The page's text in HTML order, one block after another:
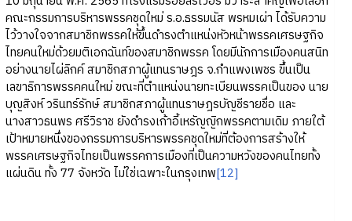
คณะกรรมการบริหารพรรคชุดใหม่ ร.อ.ธรรมนัส พรหมเผ่า ได้รับความ
ไว้วางใจจากสมาชิกพรรคให้ขึ้นดำรงตำแหน่งหัวหน้าพรรคเศรษฐกิจ
ไทยคนใหม่ด้วยมติเอกฉันท์ของสมาชิกพรรค โดยมีนักการเมืองคนสนิท
อย่างนายไผ่ลิกค์ สมาชิกสภาผู้แทนราษฎร จ.กำแพงเพชร ขึ้นเป็น
เลขาธิการพรรคคนใหม่ ขณะที่ตำแหน่งนายทะเบียนพรรคเป็นของ นาย
บุญสิงห์ วรินทร์รักษ์ สมาชิกสภาผู้แทนราษฎรบัญชีรายชื่อ และ
นางสาวธนพร ศรีวิราช ยังดำรงเก้าอี้เหรัญญิกพรรคตามเดิม ภายใต้
เป้าหมายหนึ่งของกรรมการบริหารพรรคชุดใหม่ที่ต้องการสร้างให้
พรรคเศรษฐกิจไทยเป็นพรรคการเมืองที่เป็นความหวังของคนไทยทั้ง
แผ่นดิน ทั้ง 77 จังหวัด ไม่ใช่เฉพาะในกรุงเทพ[12]